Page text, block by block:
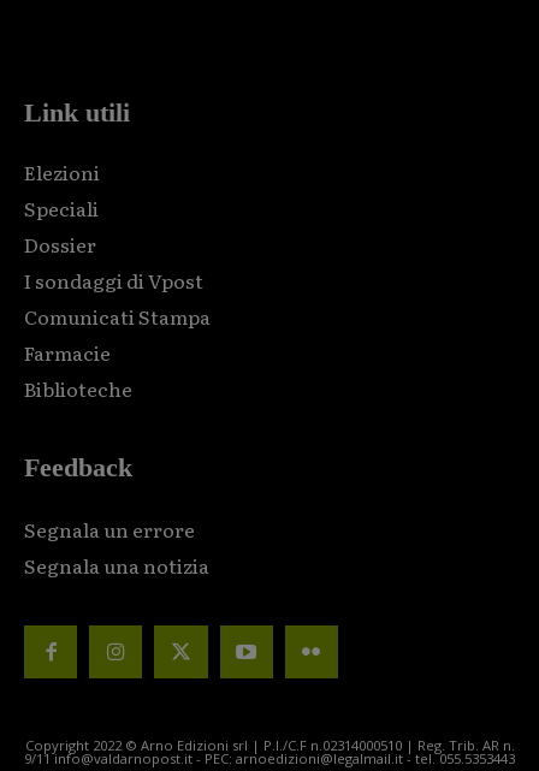
Link utili
Elezioni
Speciali
Dossier
I sondaggi di Vpost
Comunicati Stampa
Farmacie
Biblioteche
Feedback
Segnala un errore
Segnala una notizia
Copyright 2022 © Arno Edizioni srl | P.I./C.F n.02314000510 | Reg. Trib. AR n.
9/11 info@valdarnopost.it - PEC: arnoedizioni@legalmail.it - tel. 055.5353443